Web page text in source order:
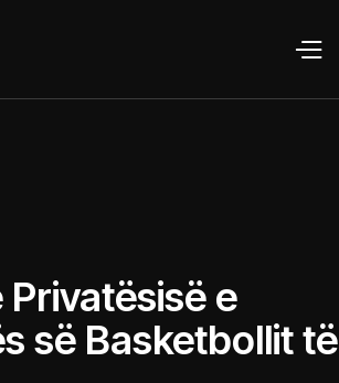
Privatësisë e
së Basketbollit të